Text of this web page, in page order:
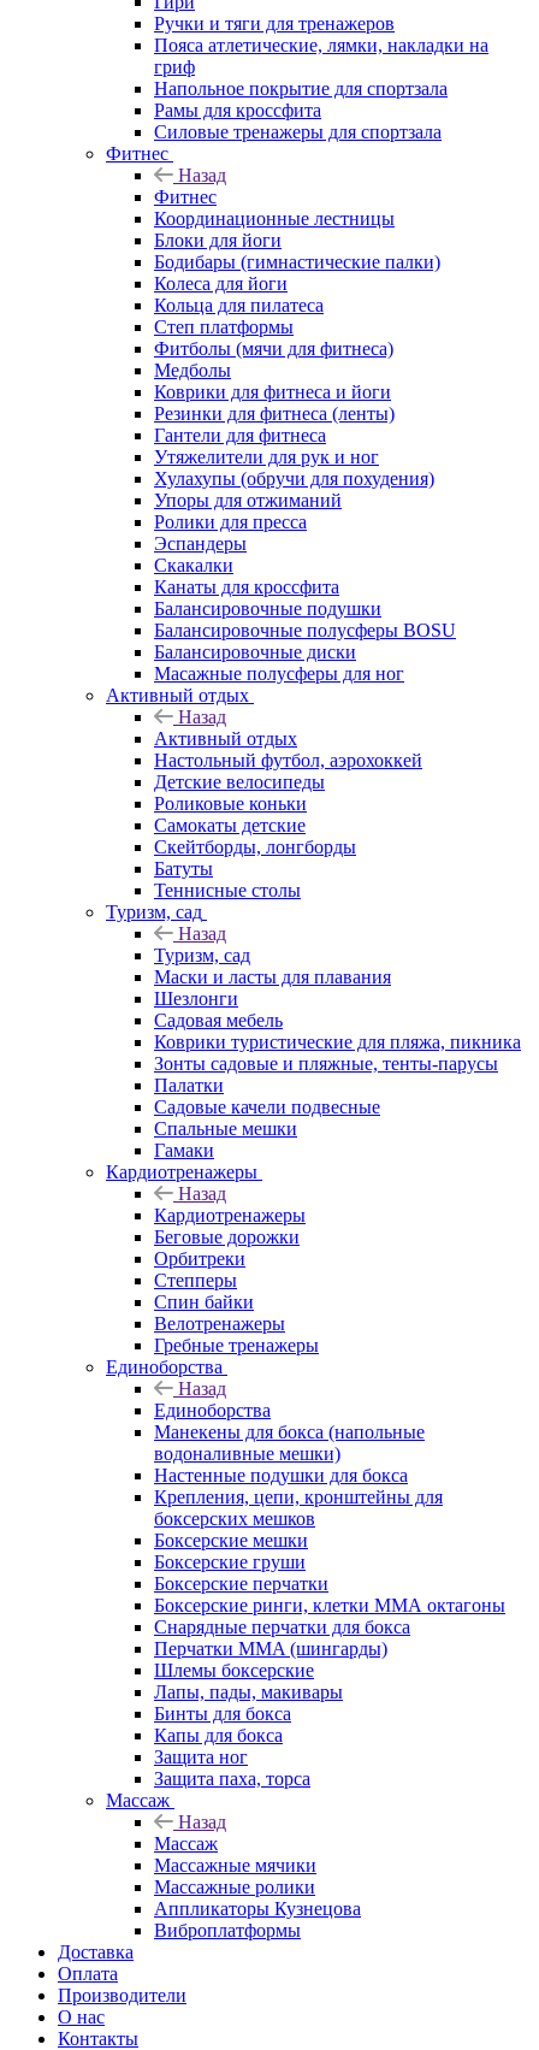
Ручки и тяги для тренажеров
Пояса атлетические, лямки, накладки на
гриф
Напольное покрытие для спортзала
Рамы для кроссфита
Силовые тренажеры для спортзала
Фитнес
Назад
Фитнес
Координационные лестницы
Блоки для йоги
Бодибары (гимнастические палки)
Колеса для йоги
Кольца для пилатеса
Степ платформы
Фитболы (мячи для фитнеса)
Медболы
Коврики для фитнеса и йоги
Резинки для фитнеса (ленты)
Гантели для фитнеса
Утяжелители для рук и ног
Хулахупы (обручи для похудения)
Упоры для отжиманий
Ролики для пресса
Эспандеры
Скакалки
Канаты для кроссфита
Балансировочные подушки
Балансировочные полусферы BOSU
Балансировочные диски
Масажные полусферы для ног
Активный отдых
Назад
Активный отдых
Настольный футбол, аэрохоккей
Детские велосипеды
Роликовые коньки
Самокаты детские
Скейтборды, лонгборды
Батуты
Теннисные столы
Туризм, сад
Назад
Туризм, сад
Маски и ласты для плавания
Шезлонги
Садовая мебель
Коврики туристические для пляжа, пикника
Зонты садовые и пляжные, тенты-парусы
Палатки
Садовые качели подвесные
Спальные мешки
Гамаки
Кардиотренажеры
Назад
Кардиотренажеры
Беговые дорожки
Орбитреки
Степперы
Спин байки
Велотренажеры
Гребные тренажеры
Единоборства
Назад
Единоборства
Манекены для бокса (напольные
водоналивные мешки)
Настенные подушки для бокса
Крепления, цепи, кронштейны для
боксерских мешков
Боксерские мешки
Боксерские груши
Боксерские перчатки
Боксерские ринги, клетки ММА октагоны
Снарядные перчатки для бокса
Перчатки MMA (шингарды)
Шлемы боксерские
Лапы, пады, макивары
Бинты для бокса
Капы для бокса
Защита ног
Защита паха, торса
Массаж
Назад
Массаж
Массажные мячики
Массажные ролики
Аппликаторы Кузнецова
Виброплатформы
Доставка
Оплата
Производители
О нас
Контакты